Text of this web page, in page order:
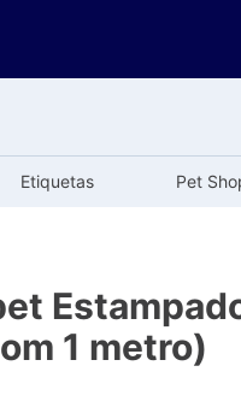
Etiquetas Pet
1 metro)